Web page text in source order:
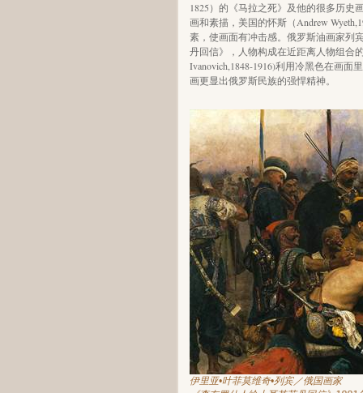
1825）的《马拉之死》及他的很多历史
画和素描，美国的怀斯（Andrew
素，使画面有冲击感。俄罗斯油画家列
丹回信》，人物构成在近距离人物组合
Ivanovich,1848-1916)利用冷黑色在画
画更显出俄罗斯民族的强悍精神。
伊里亚•叶菲莫维奇•列宾／俄国画家